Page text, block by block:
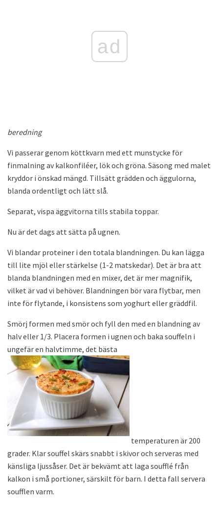
ad
beredning
Vi passerar genom köttkvarn med ett munstycke för
finmalning av kalkonfiléer, lök och gröna. Säsong med malet
kryddor i önskad mängd. Tillsätt grädden och äggulorna,
blanda ordentligt och lätt slå.
Separat, vispa äggvitorna tills stabila toppar.
Nu är det dags att sätta på ugnen.
Vi blandar proteiner i den totala blandningen. Du kan lägga
till lite mjöl eller stärkelse (1-2 matskedar). Det är bra att
blanda blandningen med en mixer, det är mer magnifik,
vilket är vad vi behöver. Blandningen bör vara flytbar, men
inte för flytande, i konsistens som yoghurt eller gräddfil.
Smörj formen med smör och fyll den med en blandning av
halv eller 1/3. Placera formen i ugnen och baka souffeln i
ungefär en halvtimme, det bästa
temperaturen är 200
grader. Klar souffel skärs snabbt i skivor och serveras med
känsliga ljussåser. Det är bekvämt att laga soufflé från
kalkon i små portioner, särskilt för barn. I detta fall servera
soufflen varm.